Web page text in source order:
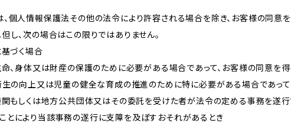
、個人情報保護法その他の法令により許容される場合を除き、お客様の同
但し、次の場合はこの限りではありません。
基づく場合
命、身体又は財産の保護のために必要がある場合であって、お客様の同意を
生の向上又は児童の健全な育成の推進のために特に必要がある場合であっ
関もしくは地方公共団体又はその委託を受けた者が法令の定める事務を遂
とにより当該事務の遂行に支障を及ぼすおそれがあるとき